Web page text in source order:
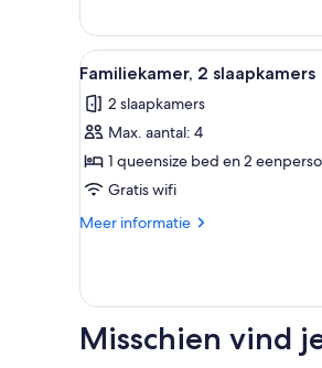
kamer
Alle
foto's
voor
Familiekamer,
2
slaapkamers
laden
7
Familiekamer, 2 slaapkamers
2 slaapkamers
Max. aantal: 4
1 queensize bed en 2
Gratis wifi
Meer informatie
Meer
2
Misschien vind